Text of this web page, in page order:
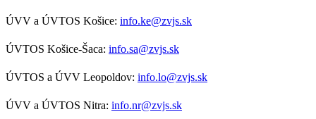
ÚVV a ÚVTOS Košice: info.ke@zvjs.sk
ÚVTOS Košice-Šaca: info.sa@zvjs.sk
ÚVTOS a ÚVV Leopoldov: info.lo@zvjs.sk
ÚVV a ÚVTOS Nitra: info.nr@zvjs.sk